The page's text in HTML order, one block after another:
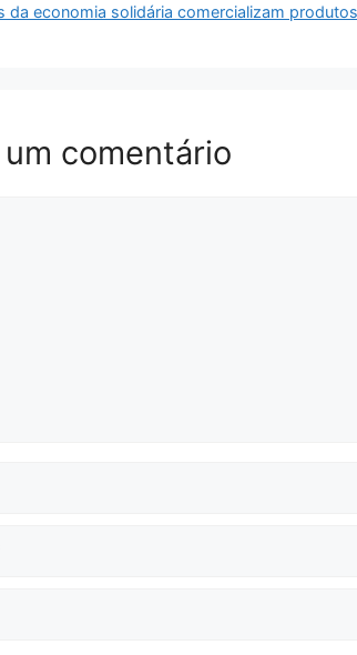
da economia solidária comercializam
comentário